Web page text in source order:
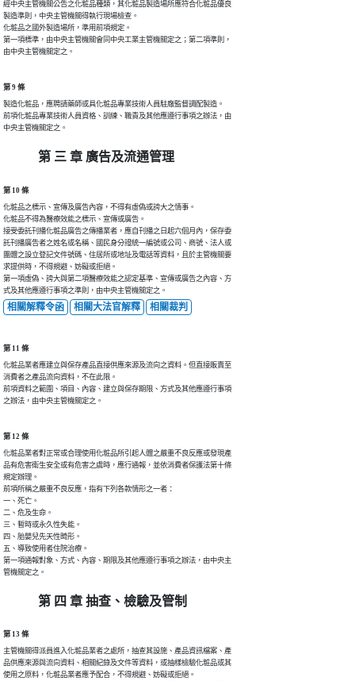
經中央主管機關公告之化粧品種類，其化粧品製造場所應符合化粧品優良
製造準則，中央主管機關得執行現場檢查。
化粧品之國外製造場所，準用前項規定。
第一項標準，由中央主管機關會同中央工業主管機關定之；第二項準則，
由中央主管機關定之。
第 9 條
製造化粧品，應聘請藥師或具化粧品專業技術人員駐廠監督調配製造。
前項化粧品專業技術人員資格、訓練、職責及其他應遵行事項之辦法，由
中央主管機關定之。
第 三 章 廣告及流通管理
第 10 條
化粧品之標示、宣傳及廣告內容，不得有虛偽或誇大之情事。
化粧品不得為醫療效能之標示、宣傳或廣告。
接受委託刊播化粧品廣告之傳播業者，應自刊播之日起六個月內，保存委
託刊播廣告者之姓名或名稱、國民身分證統一編號或公司、商號、法人或
團體之設立登記文件號碼、住居所或地址及電話等資料，且於主管機關要
求提供時，不得規避、妨礙或拒絕。
第一項虛偽、誇大與第二項醫療效能之認定基準、宣傳或廣告之內容、方
式及其他應遵行事項之準則，由中央主管機關定之。
相關解釋令函 相關大法官解釋 相關裁判
第 11 條
化粧品業者應建立與保存產品直接供應來源及流向之資料。但直接販賣至
消費者之產品流向資料，不在此限。
前項資料之範圍、項目、內容、建立與保存期限、方式及其他應遵行事項
之辦法，由中央主管機關定之。
第 12 條
化粧品業者對正常或合理使用化粧品所引起人體之嚴重不良反應或發現產
品有危害衛生安全或有危害之虞時，應行通報，並依消費者保護法第十條
規定辦理。
前項所稱之嚴重不良反應，指有下列各款情形之一者：
一、死亡。
二、危及生命。
三、暫時或永久性失能。
四、胎嬰兒先天性畸形。
五、導致使用者住院治療。
第一項通報對象、方式、內容、期限及其他應遵行事項之辦法，由中央主
管機關定之。
第 四 章 抽查、檢驗及管制
第 13 條
主管機關得派員進入化粧品業者之處所，抽查其設施、產品資訊檔案、產
品供應來源與流向資料、相關紀錄及文件等資料，或抽樣檢驗化粧品或其
使用之原料，化粧品業者應予配合，不得規避、妨礙或拒絕。